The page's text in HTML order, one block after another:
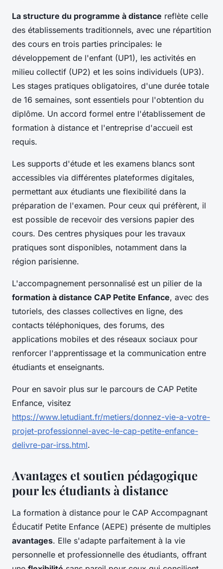
La structure du programme à distance reflète celle
des établissements traditionnels, avec une répartition
des cours en trois parties principales: le
développement de l'enfant (UP1), les activités en
milieu collectif (UP2) et les soins individuels (UP3).
Les stages pratiques obligatoires, d'une durée totale
de 16 semaines, sont essentiels pour l'obtention du
diplôme. Un accord formel entre l'établissement de
formation à distance et l'entreprise d'accueil est
requis.
Les supports d'étude et les examens blancs sont
accessibles via différentes plateformes digitales,
permettant aux étudiants une flexibilité dans la
préparation de l'examen. Pour ceux qui préfèrent, il
est possible de recevoir des versions papier des
cours. Des centres physiques pour les travaux
pratiques sont disponibles, notamment dans la
région parisienne.
L'accompagnement personnalisé est un pilier de la
formation à distance CAP Petite Enfance, avec des
tutoriels, des classes collectives en ligne, des
contacts téléphoniques, des forums, des
applications mobiles et des réseaux sociaux pour
renforcer l'apprentissage et la communication entre
étudiants et enseignants.
Pour en savoir plus sur le parcours de CAP Petite
Enfance, visitez
https://www.letudiant.fr/metiers/donnez-vie-a-votre-
projet-professionnel-avec-le-cap-petite-enfance-
delivre-par-irss.html.
Avantages et soutien pédagogique
pour les étudiants à distance
La formation à distance pour le CAP Accompagnant
Éducatif Petite Enfance (AEPE) présente de multiples
avantages. Elle s'adapte parfaitement à la vie
personnelle et professionnelle des étudiants, offrant